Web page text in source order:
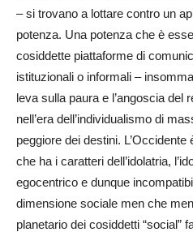
– si trovano a lottare contro un
potenza. Una potenza che è
cosiddette piattaforme di
istituzionali o informali –
leva sulla paura e l’angoscia del
nell’era dell’individualismo di
peggiore dei destini. L’Occidente
che ha i caratteri dell’idolatria,
egocentrico e dunque
dimensione sociale men che
planetario dei cosiddetti “social”